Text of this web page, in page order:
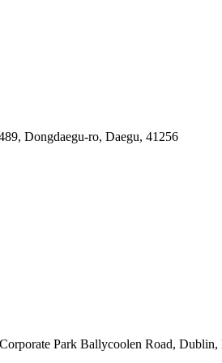
Dongdaegu-ro, Daegu, 41256
Park Ballycoolen Road,